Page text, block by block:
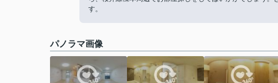
す。
パノラマ画像